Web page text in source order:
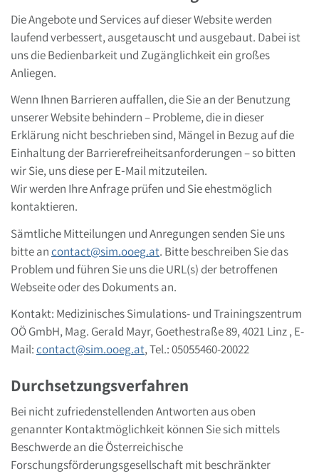
Die Angebote und Services auf dieser Website werden
laufend verbessert, ausgetauscht und ausgebaut. Dabei ist
uns die Bedienbarkeit und Zugänglichkeit ein großes
Anliegen.
Wenn Ihnen Barrieren auffallen, die Sie an der Benutzung
unserer Website behindern – Probleme, die in dieser
Erklärung nicht beschrieben sind, Mängel in Bezug auf die
Einhaltung der Barrierefreiheitsanforderungen – so bitten
wir Sie, uns diese per E‑Mail mitzuteilen.
Wir werden Ihre Anfrage prüfen und Sie ehestmöglich
kontaktieren.
Sämtliche Mitteilungen und Anregungen senden Sie uns
bitte ancontact@sim.ooeg.at. Bitte beschreiben Sie das
Problem und führen Sie uns die URL(s) der betroffenen
Webseite oder des Dokuments an.
Kontakt: Medizinisches Simulations- und Trainingszentrum
OÖ GmbH, Mag. Gerald Mayr, Goethestraße 89, 4021 Linz , E-
Mail:contact@sim.ooeg.at, Tel.: 05055460-20022
Durchsetzungsverfahren
Bei nicht zufriedenstellenden Antworten aus oben
genannter Kontaktmöglichkeit können Sie sich mittels
Beschwerde an die Österreichische
Forschungsförderungsgesellschaft mit beschränkter